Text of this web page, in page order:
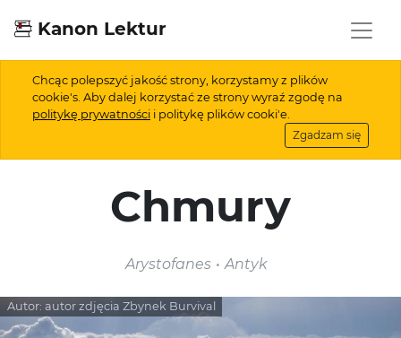
Kanon Lektur
Chcąc polepszyć jakość strony, korzystamy z plików
cookie's. Aby dalej korzystać ze strony wyraź zgodę na
politykę prywatności i politykę plików cooki'e.
Zgadzam się
Chmury
Arystofanes Antyk
Autor: autor zdjęcia Zbynek Burvival